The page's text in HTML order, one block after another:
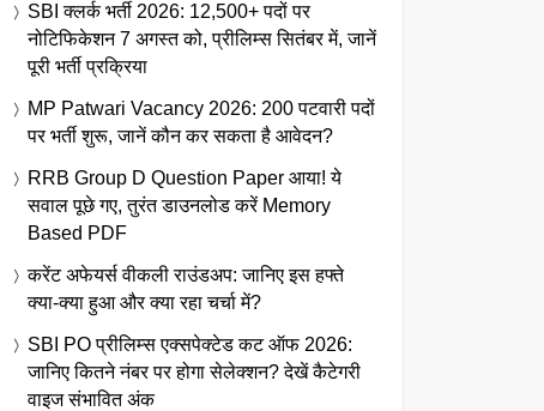
SBI क्लर्क भर्ती 2026: 12,500+ पदों पर
नोटिफिकेशन 7 अगस्त को, प्रीलिम्स सितंबर में, जानें
पूरी भर्ती प्रक्रिया
MP Patwari Vacancy 2026: 200 पटवारी पदों
पर भर्ती शुरू, जानें कौन कर सकता है आवेदन?
RRB Group D Question Paper आया! ये
सवाल पूछे गए, तुरंत डाउनलोड करें Memory
Based PDF
करेंट अफेयर्स वीकली राउंडअप: जानिए इस हफ्ते
क्या-क्या हुआ और क्या रहा चर्चा में?
SBI PO प्रीलिम्स एक्सपेक्टेड कट ऑफ 2026:
जानिए कितने नंबर पर होगा सेलेक्शन? देखें कैटेगरी
वाइज संभावित अंक